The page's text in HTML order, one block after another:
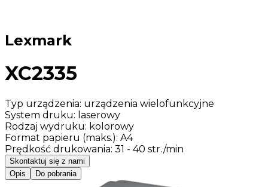
Lexmark
XC2335
Typ urządzenia: urządzenia wielofunkcyjne
System druku: laserowy
Rodzaj wydruku: kolorowy
Format papieru (maks.): A4
Prędkość drukowania: 31 - 40 str./min
Skontaktuj się z nami
Opis
Do pobrania